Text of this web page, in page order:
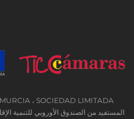
المستفيد من الصندوق الأوروبي للتنمية